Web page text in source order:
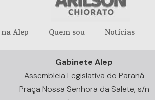
Alep Quem sou Notícias
Gabinete Alep
Assembleia Legislativa do Paraná
Praça Nossa Senhora da Salete, s/n